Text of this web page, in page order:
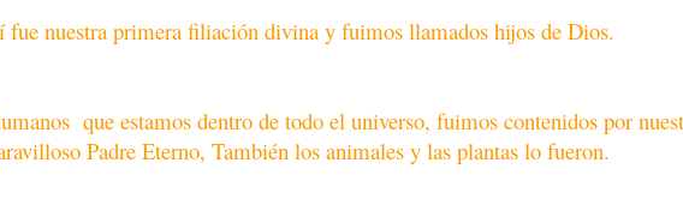
fue nuestra primera filiación divina y fuimos llamados hijos de Dios.
que estamos dentro de todo el universo, fuimos contenidos por
Padre Eterno, También los animales y las plantas lo fueron.